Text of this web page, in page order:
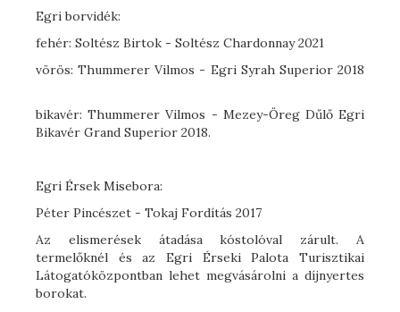
Egri borvidék:
fehér: Soltész Birtok - Soltész Chardonnay 2021
vörös: Thummerer Vilmos - Egri Syrah Superior 2018
bikavér: Thummerer Vilmos - Mezey-Öreg Dűlő Egri
Bikavér Grand Superior 2018.
Egri Érsek Misebora:
Péter Pincészet - Tokaj Fordítás 2017
Az elismerések átadása kóstolóval zárult. A
termelőknél és az Egri Érseki Palota Turisztikai
Látogatóközpontban lehet megvásárolni a díjnyertes
borokat.